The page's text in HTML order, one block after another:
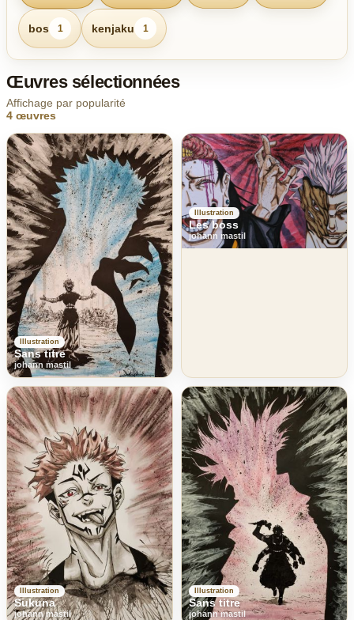
bos 1 kenjaku 1
Œuvres sélectionnées
Affichage par popularité
4 œuvres
Illustration
Sans titre
johann mastil
Illustration
Les boss
johann mastil
Illustration
Sukuna
johann mastil
Illustration
Sans titre
johann mastil